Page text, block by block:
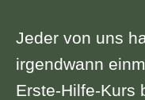
Jeder von uns
irgendwann
Erste-Hilfe-Kurs